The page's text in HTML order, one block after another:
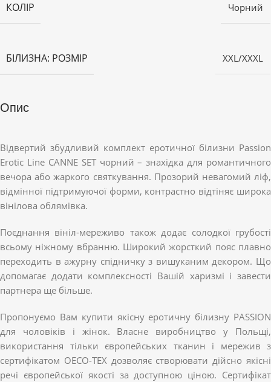
КОЛІР Чорний
БІЛИЗНА: РОЗМІР XXL/XXXL
Опис
Відвертий збудливий комплект еротичної білизни Passion
Erotic Line CANNE SET чорний – знахідка для романтичного
вечора або жаркого святкування. Прозорий невагомий ліф,
відмінної підтримуючої форми, контрастно відтіняє широка
вінілова облямівка.
Поєднання вініл-мереживо також додає солодкої грубості
всьому ніжному вбранню. Широкий жорсткий пояс плавно
переходить в ажурну спідничку з вишуканим декором. Що
допомагає додати комплексності Вашій харизмі і завести
партнера ще більше.
Пропонуємо Вам купити якісну еротичну білизну PASSION
для чоловіків і жінок. Власне виробництво у Польщі,
використання тільки європейських тканин і мережив з
сертифікатом OECO-TEX дозволяє створювати дійсно якісні
речі європейської якості за доступною ціною. Сертифікат